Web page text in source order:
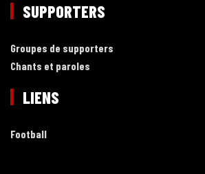
SUPPORTERS
Groupes de supporters
Chants et paroles
LIENS
Football